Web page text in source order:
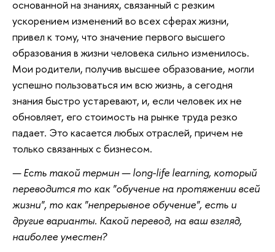
основанной на знаниях, связанный с резким
ускорением изменений во всех сферах жизни,
привел к тому, что значение первого высшего
образования в жизни человека сильно изменилось.
Мои родители, получив высшее образование, могли
успешно пользоваться им всю жизнь, а сегодня
знания быстро устаревают, и, если человек их не
обновляет, его стоимость на рынке труда резко
падает. Это касается любых отраслей, причем не
только связанных с бизнесом.
— Есть такой термин — long-life learning, который
переводится то как "обучение на протяжении всей
жизни", то как "непрерывное обучение", есть и
другие варианты. Какой перевод, на ваш взгляд,
наиболее уместен?